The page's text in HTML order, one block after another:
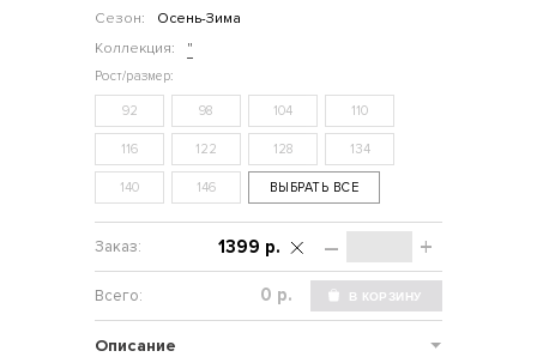
Сезон:
Осень-Зима
Коллекция:
"
92 98 104 110
116 122 128 134
140 146 ВЫБРАТЬ ВСЕ
– +
1399 р.
р.
Описание